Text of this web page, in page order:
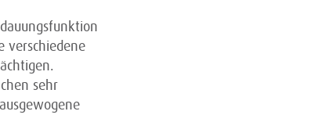
verschiedene
sehr